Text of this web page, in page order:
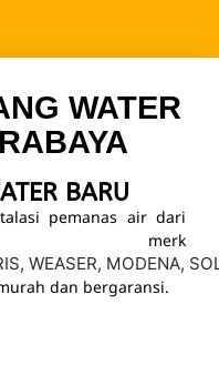
WATER
BARU
pemanas air dari
merk
WEASER, MODENA,
dan bergaransi.